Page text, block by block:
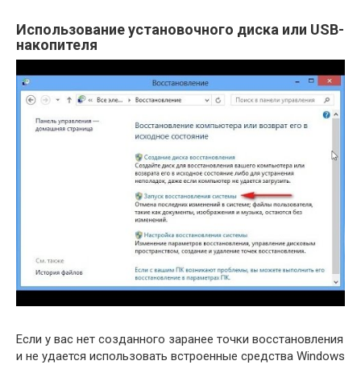
Использование установочного диска или USB-
накопителя
Если у вас нет созданного заранее точки восстановления
и не удается использовать встроенные средства Windows